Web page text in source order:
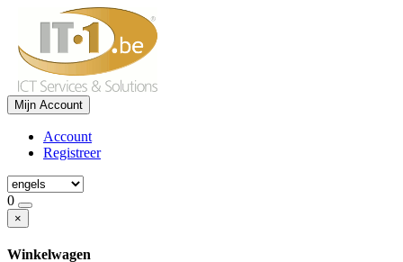
Mijn Account
Account
Registreer
0
×
Winkelwagen